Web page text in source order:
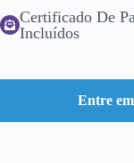
Certificado De
Incluídos
Entre